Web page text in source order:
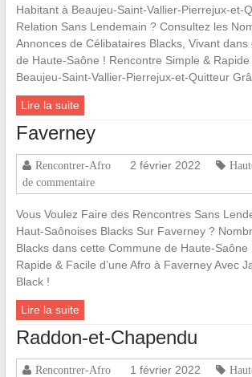
Habitant à Beaujeu-Saint-Vallier-Pierrejux-et-
Relation Sans Lendemain ? Consultez les
Annonces de Célibataires Blacks, Vivant dans
de Haute-Saône ! Rencontre Simple &
Beaujeu-Saint-Vallier-Pierrejux-et-Quitteur
Lire la suite
Faverney
Rencontrer-Afro 2 février 2022
de commentaire
Vous Voulez Faire des Rencontres Sans
Haut-Saônoises Blacks Sur Faverney ?
Blacks dans cette Commune de Haute-Saône
Rapide & Facile d’une Afro à Faverney Avec
Black !
Lire la suite
Raddon-et-Chapendu
Rencontrer-Afro 1 février 2022